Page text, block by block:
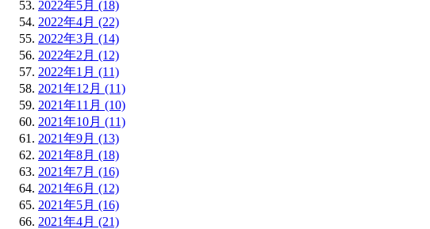
2022年5月 (18)
2022年4月 (22)
2022年3月 (14)
2022年2月 (12)
2022年1月 (11)
2021年12月 (11)
2021年11月 (10)
2021年10月 (11)
2021年9月 (13)
2021年8月 (18)
2021年7月 (16)
2021年6月 (12)
2021年5月 (16)
2021年4月 (21)